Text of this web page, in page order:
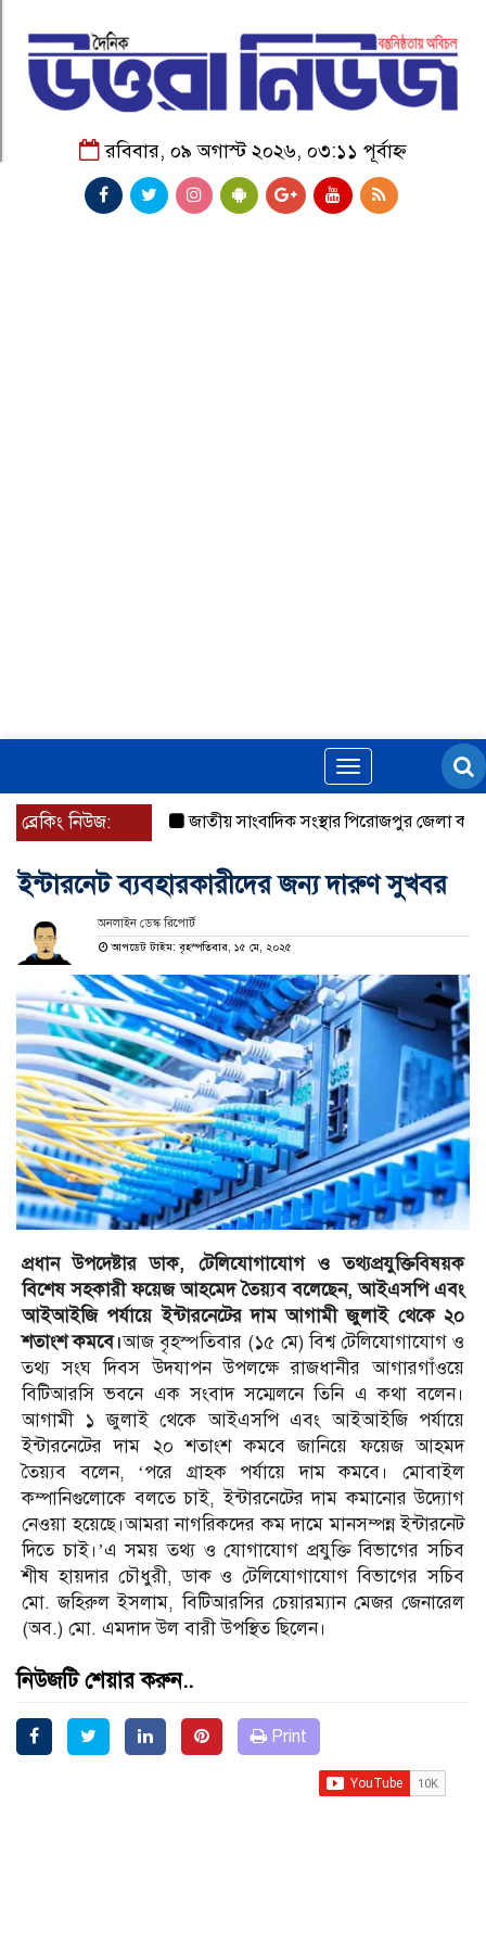
রবিবার, ০৯ অগাস্ট ২০২৬, ০৩:১১ পূর্বাহ্ন
Toggle
navigation
ব্রেকিং নিউজ: জাতীয় সাংবাদিক সংস্থার পিরোজপুর জেলা কমিটি
ইন্টারনেট ব্যবহারকারীদের জন্য দারুণ সুখবর
অনলাইন ডেস্ক রিপোর্ট
আপডেট টাইম: বৃহস্পতিবার, ১৫ মে, ২০২৫
প্রধান উপদেষ্টার ডাক, টেলিযোগাযোগ ও তথ্যপ্রযুক্তিবিষয়ক
বিশেষ সহকারী ফয়েজ আহমেদ তৈয়্যব বলেছেন, আইএসপি এবং
আইআইজি পর্যায়ে ইন্টারনেটের দাম আগামী জুলাই থেকে ২০
শতাংশ কমবে।আজ বৃহস্পতিবার (১৫ মে) বিশ্ব টেলিযোগাযোগ ও
তথ্য সংঘ দিবস উদযাপন উপলক্ষে রাজধানীর আগারগাঁওয়ে
বিটিআরসি ভবনে এক সংবাদ সম্মেলনে তিনি এ কথা বলেন।
আগামী ১ জুলাই থেকে আইএসপি এবং আইআইজি পর্যায়ে
ইন্টারনেটের দাম ২০ শতাংশ কমবে জানিয়ে ফয়েজ আহমদ
তৈয়্যব বলেন, ‘পরে গ্রাহক পর্যায়ে দাম কমবে। মোবাইল
কম্পানিগুলোকে বলতে চাই, ইন্টারনেটের দাম কমানোর উদ্যোগ
নেওয়া হয়েছে।আমরা নাগরিকদের কম দামে মানসম্পন্ন ইন্টারনেট
দিতে চাই।’এ সময় তথ্য ও যোগাযোগ প্রযুক্তি বিভাগের সচিব
শীষ হায়দার চৌধুরী, ডাক ও টেলিযোগাযোগ বিভাগের সচিব
মো. জহিরুল ইসলাম, বিটিআরসির চেয়ারম্যান মেজর জেনারেল
(অব.) মো. এমদাদ উল বারী উপস্থিত ছিলেন।
নিউজটি শেয়ার করুন..
Print